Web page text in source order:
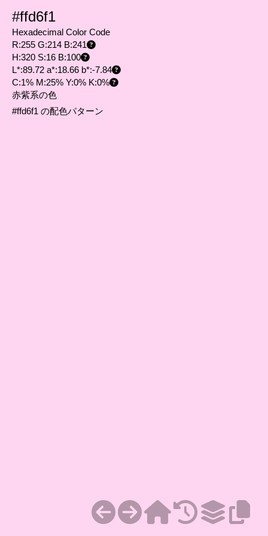
#ffd6f1
Hexadecimal Color Code
R:255 G:214 B:241
H:320 S:16 B:100
L*:89.72 a*:18.66 b*:-7.84
C:1% M:25% Y:0% K:0%
赤紫系の色
#ffd6f1 の配色パターン